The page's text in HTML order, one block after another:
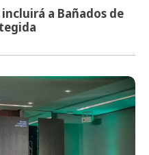
a Bañados de